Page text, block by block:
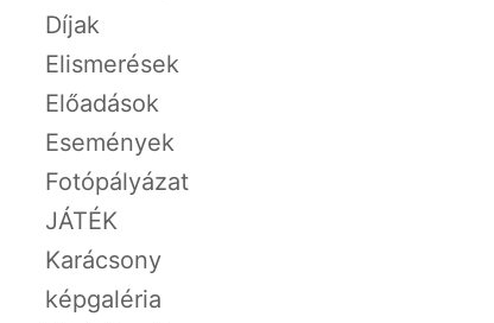
Díjak
Elismerések
Előadások
Események
Fotópályázat
JÁTÉK
Karácsony
képgaléria